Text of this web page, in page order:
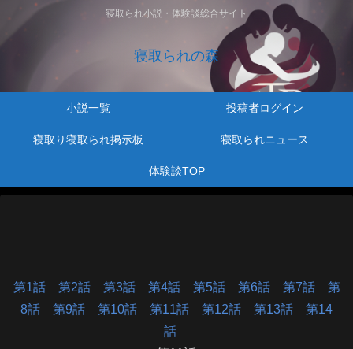
寝取られ小説・体験談総合サイト
寝取られの森
小説一覧 投稿者ログイン
寝取り寝取られ掲示板 寝取られニュース
体験談TOP
第1話 第2話 第3話 第4話 第5話 第6話 第7話 第
8話 第9話 第10話 第11話 第12話 第13話 第14
話